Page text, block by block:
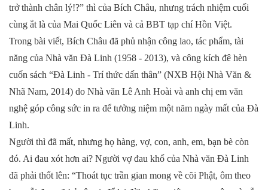
trở thành chân lý!?” thì của Bích Châu, nhưng trách nhiệm cuối
cùng ắt là của Mai Quốc Liên và cả BBT tạp chí Hồn Việt.
Trong bài viết, Bích Châu đã phủ nhận công lao, tác phẩm, tài
năng của Nhà văn Đà Linh (1958 - 2013), và công kích đê hèn
cuốn sách “Đà Linh - Trí thức dấn thân” (NXB Hội Nhà Văn &
Nhã Nam, 2014) do Nhà văn Lê Anh Hoài và anh chị em văn
nghệ góp công sức in ra để tưởng niệm một năm ngày mất của Đà
Linh.
Người thì đã mất, nhưng họ hàng, vợ, con, anh, em, bạn bè còn
đó. Ai đau xót hơn ai? Người vợ đau khổ của Nhà văn Đà Linh
đã phải thốt lên: “Thoát tục trần gian mong về cõi Phật, ôm theo